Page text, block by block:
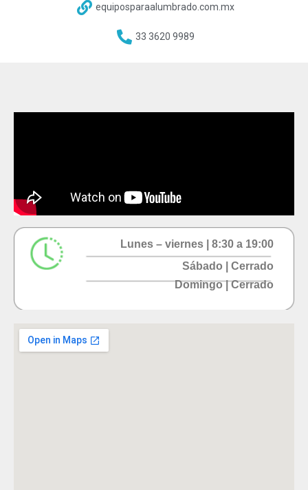
equiposparaalumbrado.com.mx
33 3620 9989
Lunes – viernes | 8:30 a 19:00
Sábado | Cerrado
Domingo | Cerrado